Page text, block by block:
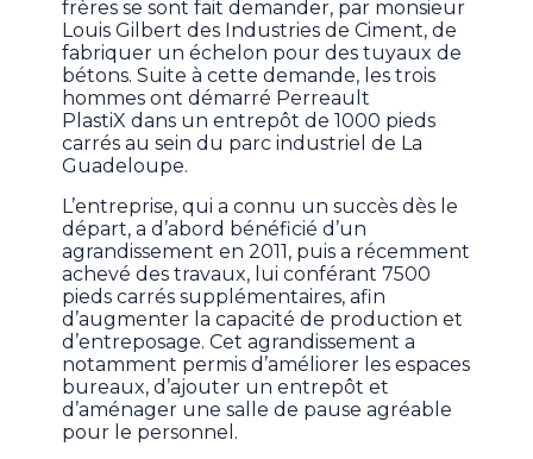
frères se sont fait demander, par monsieur
Louis Gilbert des Industries de Ciment, de
fabriquer un échelon pour des tuyaux de
bétons. Suite à cette demande, les trois
hommes ont démarré Perreault
PlastiX dans un entrepôt de 1000 pieds
carrés au sein du parc industriel de La
Guadeloupe.
L’entreprise, qui a connu un succès dès le
départ, a d’abord bénéficié d’un
agrandissement en 2011, puis a récemment
achevé des travaux, lui conférant 7500
pieds carrés supplémentaires, afin
d’augmenter la capacité de production et
d’entreposage. Cet agrandissement a
notamment permis d’améliorer les espaces
bureaux, d’ajouter un entrepôt et
d’aménager une salle de pause agréable
pour le personnel.